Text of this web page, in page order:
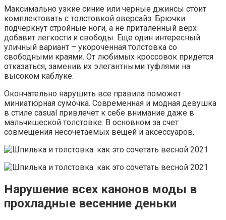
Максимально узкие синие или черные джинсы стоит
комплектовать с толстовкой оверсайз. Брючки
подчеркнут стройные ноги, а не приталенный верх
добавит легкости и свободы. Еще один интересный
уличный вариант – укороченная толстовка со
свободными краями. От любимых кроссовок придется
отказаться, заменив их элегантными туфлями на
высоком каблуке.
Окончательно нарушить все правила поможет
миниатюрная сумочка. Современная и модная девушка
в стиле casual привлечет к себе внимание даже в
мальчишеской толстовке. В основном за счет
совмещения несочетаемых вещей и аксессуаров.
Нарушение всех канонов моды в
прохладные весенние деньки